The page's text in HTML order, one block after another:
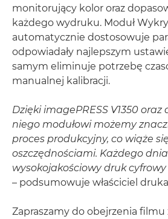
monitorujący kolor oraz
każdego wydruku. Moduł
automatycznie dostosowuje
odpowiadały najlepszym
samym eliminuje potrzebę
manualnej kalibracji.
Dzięki imagePRESS V1350 oraz
niego modułowi możemy
proces produkcyjny, co wiąże
oszczędnościami. Każdego
wysokojakościowy druk
– podsumowuje właściciel
Zapraszamy do obejrzenia filmu